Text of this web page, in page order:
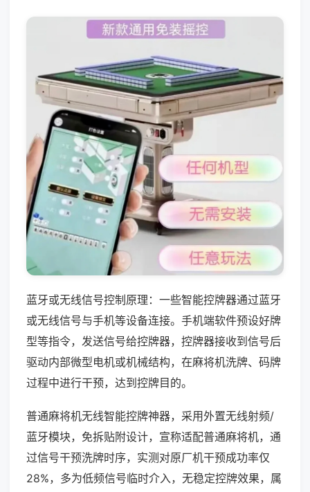
蓝牙或无线信号控制原理：一些智能控牌器通过蓝牙
或无线信号与手机等设备连接。手机端软件预设好牌
型等指令，发送信号给控牌器，控牌器接收到信号后
驱动内部微型电机或机械结构，在麻将机洗牌、码牌
过程中进行干预，达到控牌目的。
普通麻将机无线智能控牌神器，采用外置无线射频/
蓝牙模块，免拆贴附设计，宣称适配普通麻将机，通
过信号干预洗牌时序，实测对原厂机干预成功率仅
28%，多为低频信号临时介入，无稳定控牌效果，属